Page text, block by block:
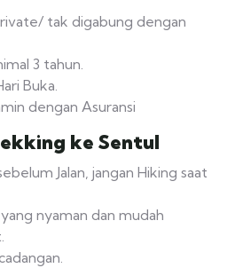
tak digabung dengan
3 tahun.
Buka.
dengan Asuransi
ke Sentul
Jalan, jangan Hiking saat
nyaman dan mudah